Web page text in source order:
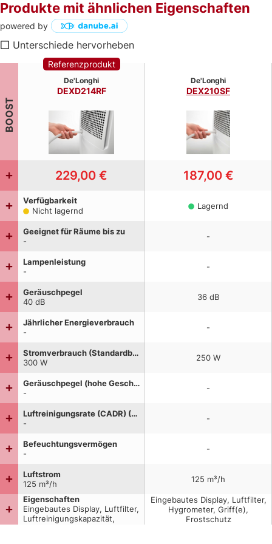
Produkte mit ähnlichen Eigenschaften
powered by
Unterschiede hervorheben
BOOST
Referenzprodukt
De'Longhi
DEXD214RF
229,00 €
Verfügbarkeit
Nicht lagernd
Geeignet für Räume bis zu
-
Lampenleistung
-
Geräuschpegel
40 dB
Jährlicher Energieverbrauch
-
Stromverbrauch (Standardbetrieb)
300 W
Geräuschpegel (hohe Geschwindigkeit)
-
Luftreinigungsrate (CADR) (Staub)
-
Befeuchtungsvermögen
-
Luftstrom
125 m³/h
Eigenschaften
Eingebautes Display, Luftfilter,
Luftreinigungskapazität,
De'Longhi
DEX210SF
187,00 €
Lagernd
-
-
36 dB
-
250 W
-
-
-
125 m³/h
Eingebautes Display, Luftfilter,
Hygrometer, Griff(e),
Frostschutz